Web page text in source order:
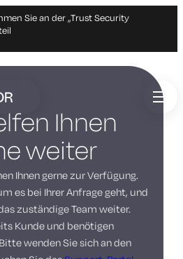
Sie an der „Trust Security
Ihnen
weiter
Ihnen gerne zur Verfügung.
es bei Ihrer Anfrage geht, und
zuständige Team weiter.
Kunde und benötigen
wenden Sie sich an den